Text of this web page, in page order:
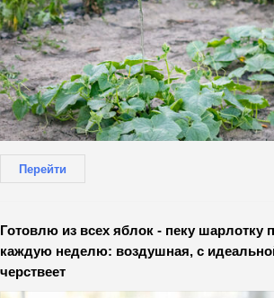
Перейти
Готовлю из всех яблок - пеку шарлотку
каждую неделю: воздушная, с
черствеет